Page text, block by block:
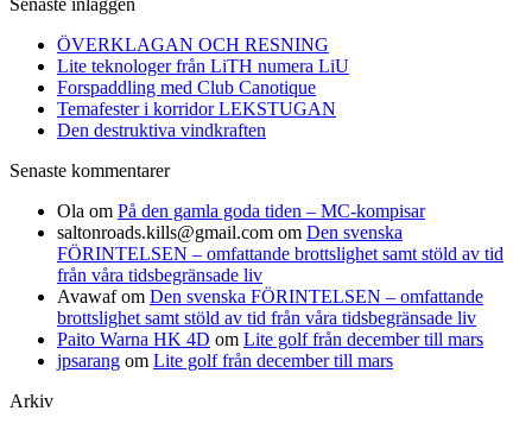
Senaste inläggen
ÖVERKLAGAN OCH RESNING
Lite teknologer från LiTH numera LiU
Forspaddling med Club Canotique
Temafester i korridor LEKSTUGAN
Den destruktiva vindkraften
Senaste kommentarer
Ola om På den gamla goda tiden – MC-kompisar
saltonroads.kills@gmail.com om Den svenska
FÖRINTELSEN – omfattande brottslighet samt stöld av tid
från våra tidsbegränsade liv
Avawafom Den svenska FÖRINTELSEN – omfattande
brottslighet samt stöld av tid från våra tidsbegränsade liv
Paito Warna HK 4D om Lite golf från december till mars
jpsarang om Lite golf från december till mars
Arkiv